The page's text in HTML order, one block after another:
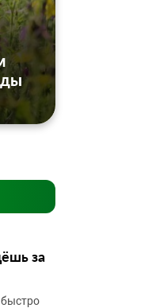
за